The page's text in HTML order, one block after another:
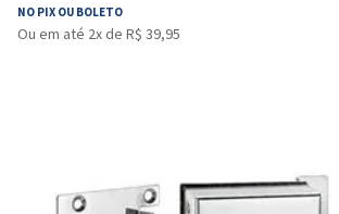
NO PIX OU BOLETO
Ou em até 2x de R$ 39,95